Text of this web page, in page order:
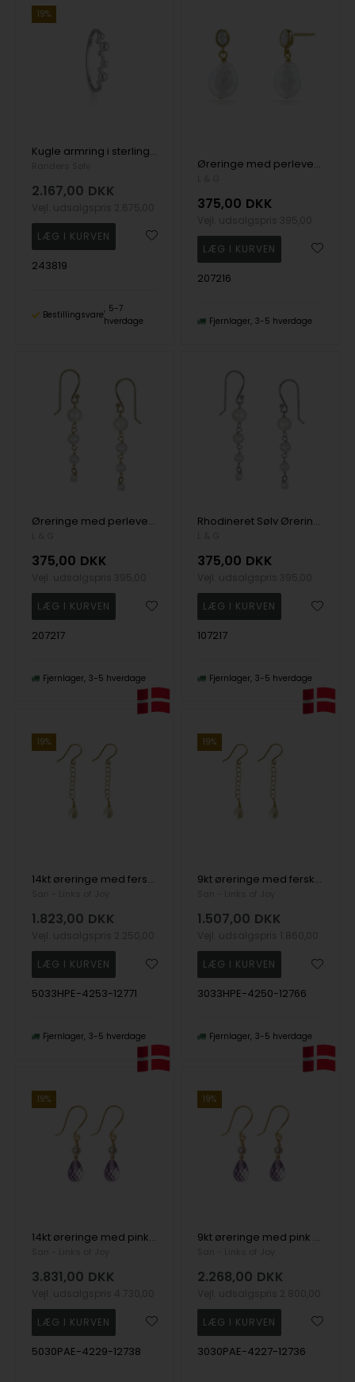
19%
Kugle armring i sterling sølv, 18½ cm
2.167,00 DKK
243819
Bestillingsvare
5-7
hverdage
Øreringe med perlevedhæng og zirkonia fra L&G
375,00 DKK
207216
Fjernlager 3-5 hverdage
Øreringe med perlevedhæng, fra Lotte & Gitte
375,00 DKK
207217
Fjernlager 3-5 hverdage
Rhodineret Sølv Øreringe med Ferskvandsperler - L&G
375,00 DKK
107217
Fjernlager 3-5 hverdage
19%
14kt øreringe med ferskvandsperle, fra San - Links of Joy
1.823,00 DKK
5033HPE-4253-12771
Fjernlager 3-5 hverdage
19%
9kt øreringe med ferskvandsperle, fra San - Links of Joy
1.507,00 DKK
3033HPE-4250-12766
Fjernlager 3-5 hverdage
19%
14kt øreringe med pink ametyst & ferskvandsperle Pr.par, fra San - Links of Joy
3.831,00 DKK
5030PAE-4229-12738
19%
9kt øreringe med pink ametyst & ferskvandsperle Pr.par, fra San - Links of Joy
2.268,00 DKK
3030PAE-4227-12736